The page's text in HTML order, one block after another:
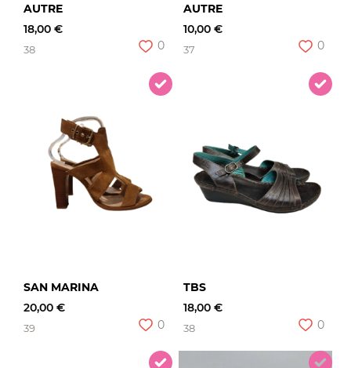
AUTRE
18,00 €
38 0
AUTRE
10,00 €
37 0
SAN MARINA
20,00 €
39 0
TBS
18,00 €
38 0